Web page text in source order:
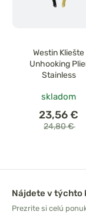
Westin Kliešte
Unhooking
Stainless
skladom
23,56 €
24,80 €
Nájdete v týchto
Prezrite si celú